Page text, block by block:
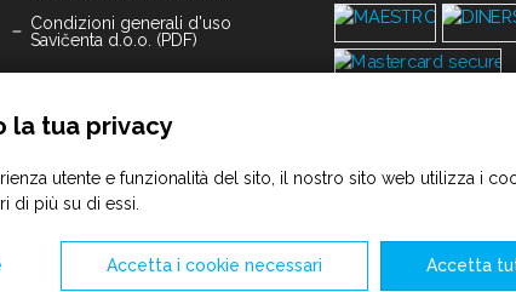
la tua privacy
utente e funzionalità del sito, il nostro sito web utilizza i
di più su di essi.
Accetta i cookie necessari Accetta
Condizioni generali d'uso
Savičenta d.o.o. (PDF)